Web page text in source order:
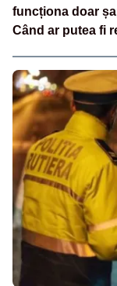
funcționa doar
Când ar putea fi